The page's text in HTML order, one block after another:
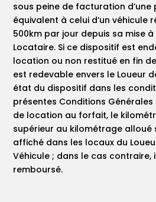
sous peine de facturation d’une
équivalent à celui d’un véhicule
500km par jour depuis sa mise
Locataire. Si ce dispositif est
location ou non restitué en fin
est redevable envers le Loueur
état du dispositif dans les
présentes Conditions Générales
de location au forfait, le
supérieur au kilométrage
affiché dans les locaux du
Véhicule ; dans le cas contraire,
remboursé.